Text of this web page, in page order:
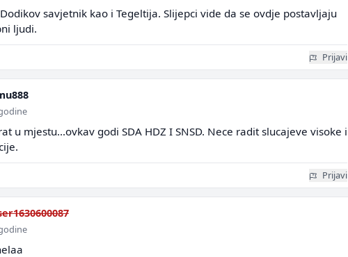
savjetnik kao i Tegeltija. Slijepci vide da se ovdje postavljaju
ljudi.
Prijavi
u mjestu...ovkav godi SDA HDZ I SNSD. Nece radit slucajeve visoke i
Prijavi